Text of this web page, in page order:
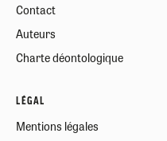
Contact
Auteurs
Charte déontologique
LÉGAL
Mentions légales